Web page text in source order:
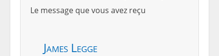
Le message que vous avez reçu
James Legge